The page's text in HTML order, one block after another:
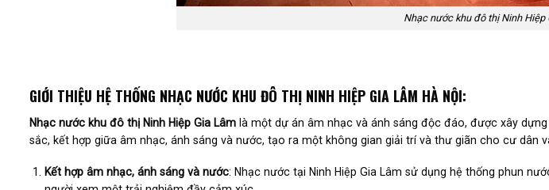
Nhạc nước khu đô thị Ninh Hiệp
GIỚI THIỆU HỆ THỐNG NHẠC NƯỚC KHU ĐÔ THỊ NINH HIỆP GIA LÂM HÀ NỘI:
Nhạc nước khu đô thị Ninh Hiệp Gia Lâm là một dự án âm nhạc và ánh sáng độc đáo, được xây
sắc, kết hợp giữa âm nhạc, ánh sáng và nước, tạo ra một không gian giải trí và thư giãn cho cư dân
Kết hợp âm nhạc, ánh sáng và nước: Nhạc nước tại Ninh Hiệp Gia Lâm sử dụng hệ thống phun